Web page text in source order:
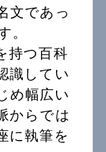
文であっ
持つ百科
識してい
め幅広い
からでは
に執筆を